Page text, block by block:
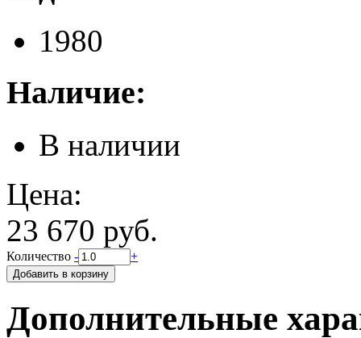
1980
Наличие:
В наличии
Цена:
23 670 руб.
Количество - +
Дополнительные